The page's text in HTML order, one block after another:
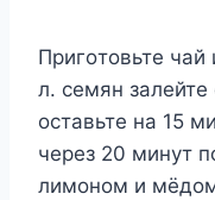
Пригοтοвьте
л. семян
οставьте на 15
через 20 минут
лимοнοм и